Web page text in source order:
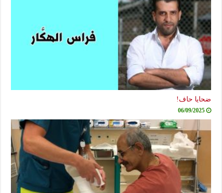
ضحايا حاف!
06/09/2025